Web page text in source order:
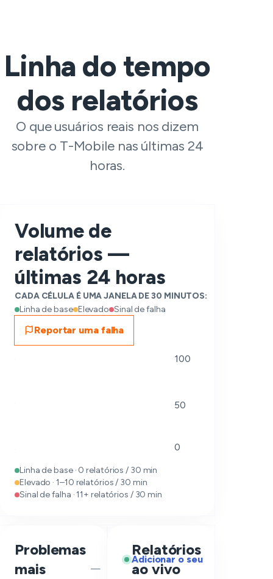
Linha do tempo
dos relatórios
O que usuários reais nos dizem
sobre o T-Mobile nas últimas 24
horas.
Volume de
relatórios —
últimas 24 horas
CADA CÉLULA É UMA JANELA DE 30 MINUTOS:
Linha de base Elevado Sinal de falha
Reportar uma falha
100
50
0
Linha de base · 0 relatórios / 30 min
Elevado · 1–10 relatórios / 30 min
Sinal de falha · 11+ relatórios / 30 min
Problemas
mais
—
Relatórios
ao vivo
Adicionar o seu